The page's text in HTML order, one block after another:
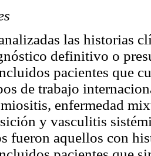
las historias
definitivo o
pacientes que
de trabajo
enfermedad
y vasculitis
fueron aquellos con